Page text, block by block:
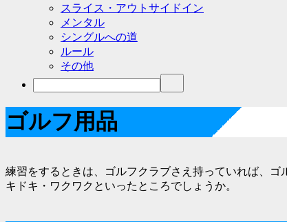
スライス・アウトサイドイン
メンタル
シングルへの道
ルール
その他
ゴルフ用品
練習をするときは、ゴルフクラブさえ持っていれば、
キドキ・ワクワクといったところでしょうか。